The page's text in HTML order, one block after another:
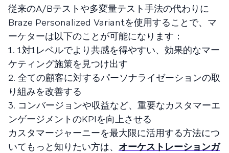
従来のA/Bテストや多変量テスト手法の代わりに
Braze Personalized Variantを使用することで、マ
ーケターは以下のことが可能になります：
1. 1対1レベルでより共感を得やすい、効果的なマー
ケティング施策を見つけ出す
2. 全ての顧客に対するパーソナライゼーションの取
り組みを改善する
3. コンバージョンや収益など、重要なカスタマーエ
ンゲージメントのKPIを向上させる
カスタマージャーニーを最大限に活用する方法につ
いてもっと知りたい方は、 オーケストレーションガ